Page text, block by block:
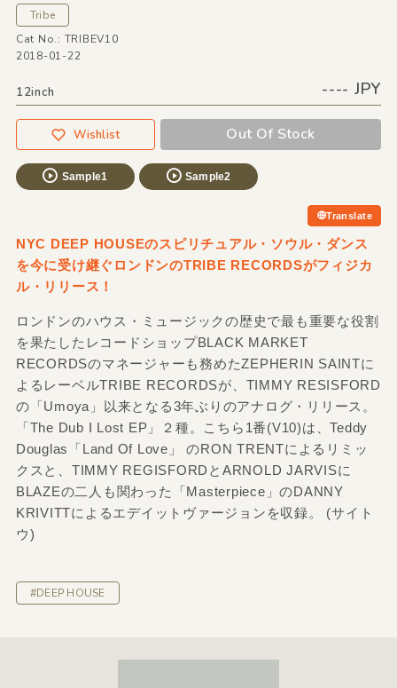
Tribe
Cat No.: TRIBEV10
2018-01-22
12inch ---- JPY
Wishlist Out Of Stock
Sample1 Sample2
Translate
NYC DEEP HOUSEのスピリチュアル・ソウル・ダンス
を今に受け継ぐロンドンのTRIBE RECORDSがフィジカ
ル・リリース！
ロンドンのハウス・ミュージックの歴史で最も重要な役割
を果たしたレコードショップBLACK MARKET
RECORDSのマネージャーも務めたZEPHERIN SAINTに
よるレーベルTRIBE RECORDSが、TIMMY RESISFORD
の「Umoya」以来となる3年ぶりのアナログ・リリース。
「The Dub I Lost EP」２種。こちら1番(V10)は、Teddy
Douglas「Land Of Love」 のRON TRENTによるリミッ
クスと、TIMMY REGISFORDとARNOLD JARVISに
BLAZEの二人も関わった「Masterpiece」のDANNY
KRIVITTによるエデイットヴァージョンを収録。 (サイト
ウ)
#DEEP HOUSE